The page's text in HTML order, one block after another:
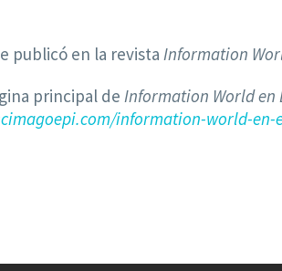
publicó en la revista Information
principal de Information World en
information-world-en-